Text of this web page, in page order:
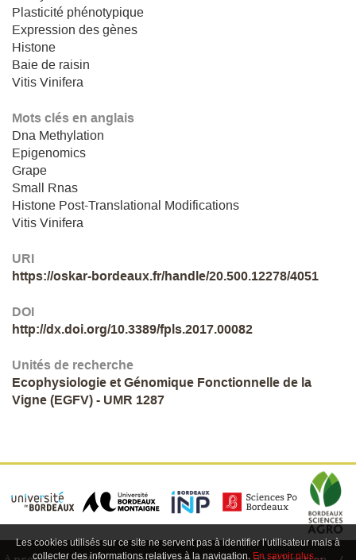
Plasticité phénotypique
Expression des gènes
Histone
Baie de raisin
Vitis Vinifera
Mots clés en anglais
Dna Methylation
Epigenomics
Grape
Small Rnas
Histone Post-Translational Modifications
Vitis Vinifera
URI
https://oskar-bordeaux.fr/handle/20.500.12278/4051
DOI
http://dx.doi.org/10.3389/fpls.2017.00082
Unités de recherche
Ecophysiologie et Génomique Fonctionnelle de la
Vigne (EGFV) - UMR 1287
Les cookies utilisés sur ce site ne servent pas à identifier l’utilisateur mais à
collecter des informations relatives à la navigation. En savoir plus…